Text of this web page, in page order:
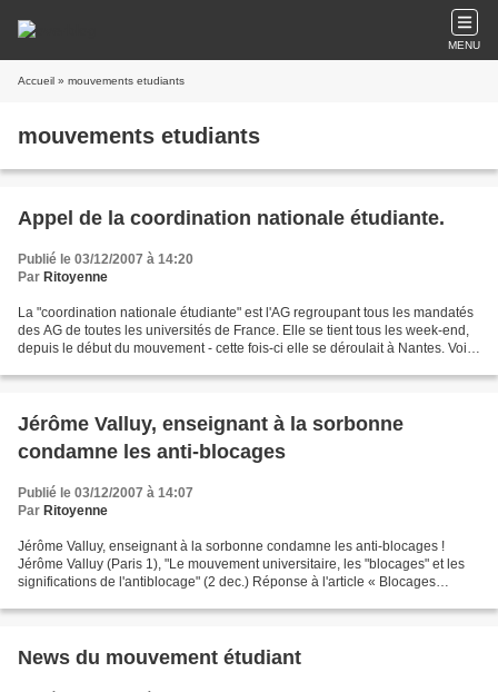
MENU
Accueil » mouvements etudiants
mouvements etudiants
Appel de la coordination nationale étudiante.
Publié le 03/12/2007 à 14:20
Par Ritoyenne
La "coordination nationale étudiante" est l'AG regroupant tous les mandatés
des AG de toutes les universités de France. Elle se tient tous les week-end,
depuis le début du mouvement - cette fois-ci elle se déroulait à Nantes. Voici
Jérôme Valluy, enseignant à la sorbonne
condamne les anti-blocages
Publié le 03/12/2007 à 14:07
Par Ritoyenne
Jérôme Valluy, enseignant à la sorbonne condamne les anti-blocages !
Jérôme Valluy (Paris 1), "Le mouvement universitaire, les "blocages" et les
significations de l'antiblocage" (2 dec.) Réponse à l'article « Blocages
News du mouvement étudiant